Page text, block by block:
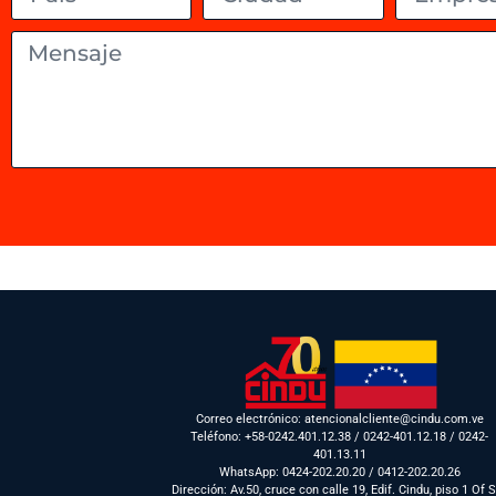
Correo electrónico: atencionalcliente@cindu.com.ve
Teléfono: +58-0242.401.12.38 / 0242-401.12.18 / 0242-
401.13.11
WhatsApp: 0424-202.20.20 / 0412-202.20.26
Dirección: Av.50, cruce con calle 19, Edif. Cindu, piso 1 Of